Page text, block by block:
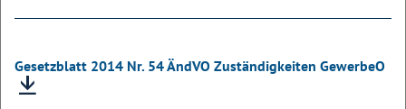
Gesetzblatt 2014 Nr. 54 ÄndVO Zuständigkeiten GewerbeO